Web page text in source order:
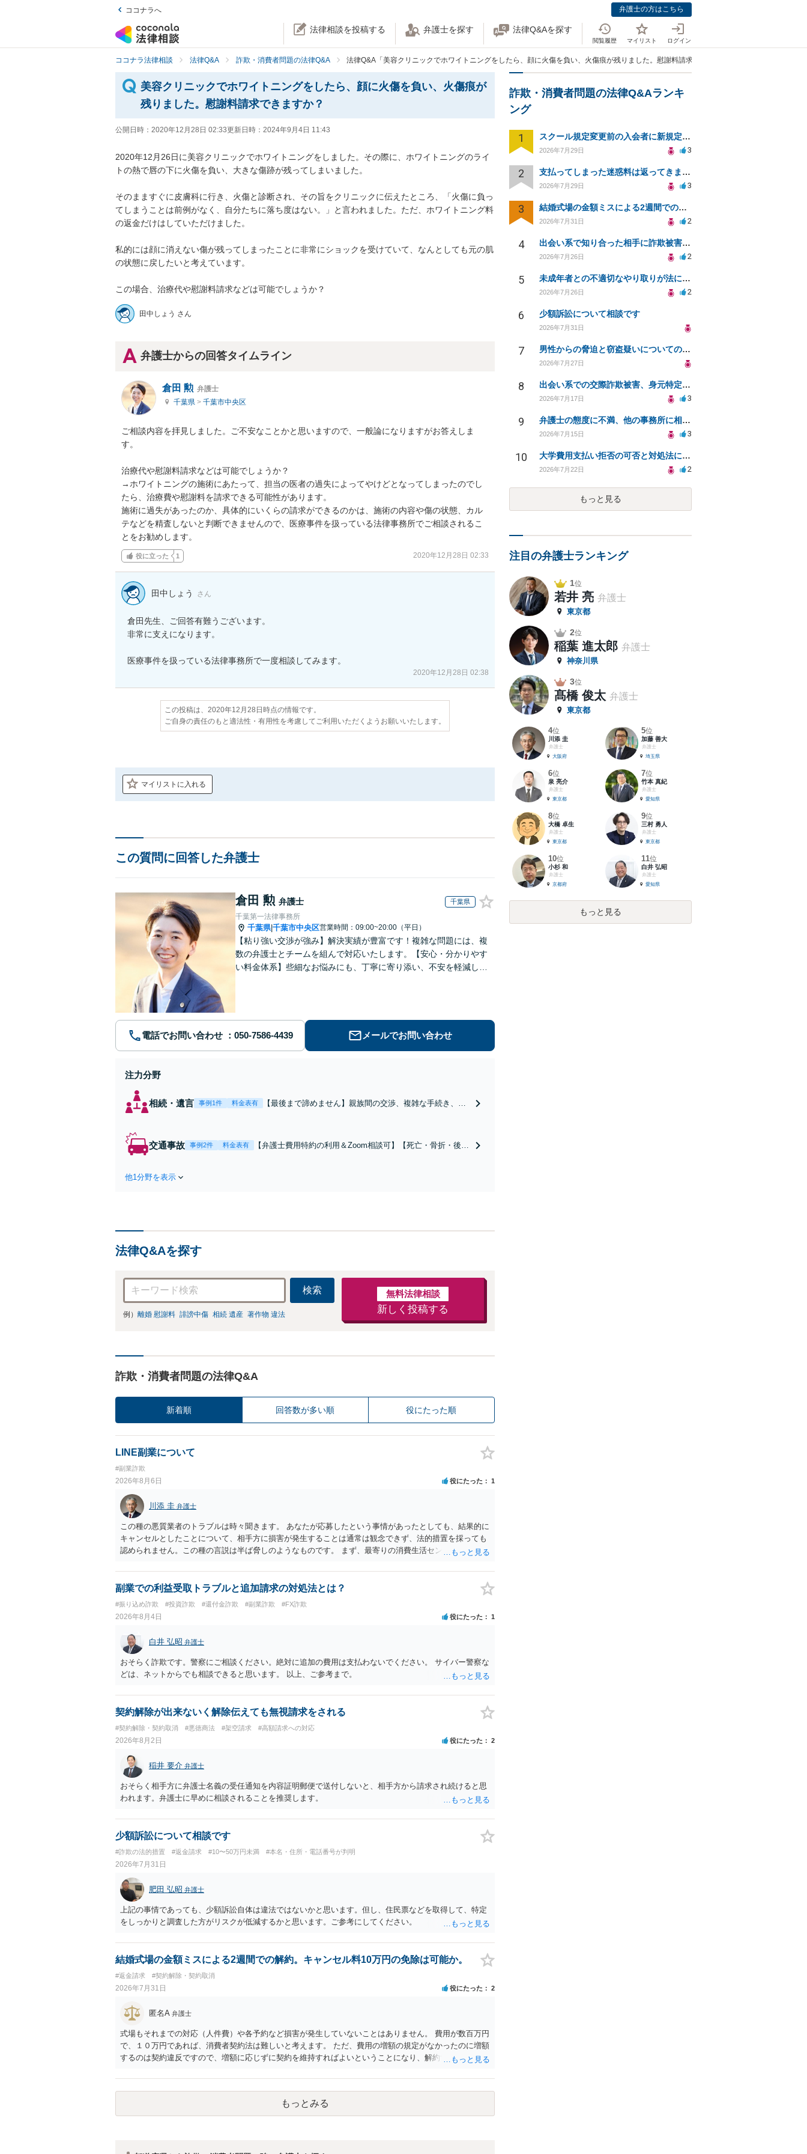
ココナラへ 弁護士の方はこちら
法律相談を投稿する 弁護士を探す 法律Q&Aを探す
閲覧履歴 マイリスト ログイン
ココナラ法律相談 法律Q&A 詐欺・消費者問題の法律Q&A 法律Q&A「美容クリニックでホワイトニングをしたら、顔に火傷を負い、火傷痕が残りました。慰謝料請求できますか？」
美容クリニックでホワイトニングをしたら、顔に火傷を負い、火傷痕が
残りました。慰謝料請求できますか？
公開日時： 2020年12月28日 02:33更新日時： 2024年9月4日 11:43
2020年12月26日に美容クリニックでホワイトニングをしました。その際に、ホワイトニングのライ
トの熱で唇の下に火傷を負い、大きな傷跡が残ってしまいました。
そのまますぐに皮膚科に行き、火傷と診断され、その旨をクリニックに伝えたところ、「火傷に負っ
てしまうことは前例がなく、自分たちに落ち度はない。」と言われました。ただ、ホワイトニング料
の返金だけはしていただけました。
私的には顔に消えない傷が残ってしまったことに非常にショックを受けていて、なんとしても元の肌
の状態に戻したいと考えています。
この場合、治療代や慰謝料請求などは可能でしょうか？
田中しょう さん
弁護士からの回答タイムライン
倉田 勲 弁護士
千葉県 > 千葉市中央区
ご相談内容を拝見しました。ご不安なことかと思いますので、一般論になりますがお答えしま
す。
治療代や慰謝料請求などは可能でしょうか？
→ホワイトニングの施術にあたって、担当の医者の過失によってやけどとなってしまったのでし
たら、治療費や慰謝料を請求できる可能性があります。
施術に過失があったのか、具体的にいくらの請求ができるのかは、施術の内容や傷の状態、カル
テなどを精査しないと判断できませんので、医療事件を扱っている法律事務所でご相談されるこ
とをお勧めします。
役に立った 1 2020年12月28日 02:33
田中しょう さん
倉田先生、ご回答有難うございます。
非常に支えになります。
医療事件を扱っている法律事務所で一度相談してみます。
2020年12月28日 02:38
この投稿は、2020年12月28日時点の情報です。
ご自身の責任のもと適法性・有用性を考慮してご利用いただくようお願いいたします。
マイリストに入れる
この質問に回答した弁護士
倉田 勲 弁護士 千葉県
千葉第一法律事務所
千葉県|千葉市中央区営業時間：09:00~20:00（平日）
【粘り強い交渉が強み】解決実績が豊富です！複雑な問題には、複
数の弁護士とチームを組んで対応いたします。【安心・分かりやす
い料金体系】些細なお悩みにも、丁寧に寄り添い、不安を軽減しま
電話でお問い合わせ メールでお問い合わせ
注力分野
相続・遺言 事例1件 料金表有
【最後まで諦めません】親族間の交渉、複雑な手続き、全
能。【JR千葉駅近く】駐車場あり
交通事故 事例2件 料金表有
【弁護士費用特約の利用＆Zoom相談可】【死亡・骨折・後遺
他1分野を表示
法律Q&Aを探す
検索
例） 離婚 慰謝料 誹謗中傷 相続 遺産 著作物 違法
無料法律相談
新しく投稿する
詐欺・消費者問題の法律Q&A
新着順 回答数が多い順 役にたった順
LINE副業について
#副業詐欺
2026年8月6日 役にたった 1
川添 圭 弁護士
この種の悪質業者のトラブルは時々聞きます。 あなたが応募したという事情があったとしても、結果的に
キャンセルとしたことについて、相手方に損害が発生することは通常は観念できず、法的措置を採っても
認められません。この種の言説は半ば脅しのようなものです。 まず、最寄りの消費生活センターへ相談
ば、弁護士へ依頼して警告してもらうことも必要になるかもしれません。
副業での利益受取トラブルと追加請求の対処法とは？
#振り込め詐欺 #投資詐欺 #還付金詐欺 #副業詐欺 #FX詐欺
2026年8月4日 役にたった 1
白井 弘昭 弁護士
おそらく詐欺です。警察にご相談ください。絶対に追加の費用は支払わないでください。 サイバー警察な
どは、ネットからでも相談できると思います。 以上、ご参考まで。
契約解除が出来ないく解除伝えても無視請求をされる
#契約解除・契約取消 #悪徳商法 #架空請求 #高額請求への対応
2026年8月2日 役にたった 2
稲井 要介 弁護士
おそらく相手方に弁護士名義の受任通知を内容証明郵便で送付しないと、相手方から請求され続けると思
われます。弁護士に早めに相談されることを推奨します。
少額訴訟について相談です
#詐欺の法的措置 #返金請求 #10〜50万円未満 #本名・住所・電話番号が判明
2026年7月31日
肥田 弘昭 弁護士
上記の事情であっても、少額訴訟自体は違法ではないかと思います。但し、住民票などを取得して、特定
をしっかりと調査した方がリスクが低減するかと思います。ご参考にしてください。
結婚式場の金額ミスによる2週間での解約。キャンセル料10万円の免除は可能か。
#返金請求 #契約解除・契約取消
2026年7月31日 役にたった 2
匿名A 弁護士
式場もそれまでの対応（人件費）や各予約など損害が発生していないことはありません。 費用が数百万円
で、１０万円であれば、消費者契約法は難しいと考えます。 ただ、費用の増額の規定がなかったのに増額
するのは契約違反ですので、増額に応じずに契約を維持すればよいということになり、解約するのは理由
もっとみる
詐欺・消費者問題の法律Q&Aランキ
ング
1 スクール規定変更前の入会者に新規定は適用されるのか
2026年7月29日 3
2 支払ってしまった迷惑料は返ってきますか？
2026年7月29日 3
3 結婚式場の金額ミスによる2週間での解約。キャンセル料10万円の免除は可能か。
2026年7月31日 2
4 出会い系で知り合った相手に詐欺被害、免許証の悪用リスクと対策。
2026年7月26日 2
5 未成年者との不適切なやり取りが法に触れる可能性と対処法
2026年7月26日 2
6 少額訴訟について相談です
2026年7月31日
7 男性からの脅迫と窃盗疑いについての法的対処法
2026年7月27日
8 出会い系での交際詐欺被害、身元特定と返金請求の方法は？
2026年7月17日 3
9 弁護士の態度に不満、他の事務所に相談すべきか？
2026年7月15日 3
10 大学費用支払い拒否の可否と対処法について知りたい
2026年7月22日 2
もっと見る
注目の弁護士ランキング
1位
若井 亮 弁護士
東京都
2位
稲葉 進太郎 弁護士
神奈川県
3位
髙橋 俊太 弁護士
東京都
4位
川添 圭
弁護士
大阪府
5位
加藤 善大
弁護士
埼玉県
6位
泉 亮介
弁護士
東京都
7位
竹本 真紀
弁護士
愛知県
8位
大橋 卓生
弁護士
東京都
9位
三村 勇人
弁護士
東京都
10位
小杉 和
弁護士
京都府
11位
白井 弘昭
弁護士
愛知県
もっと見る